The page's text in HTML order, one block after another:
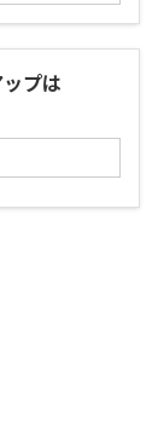
プは